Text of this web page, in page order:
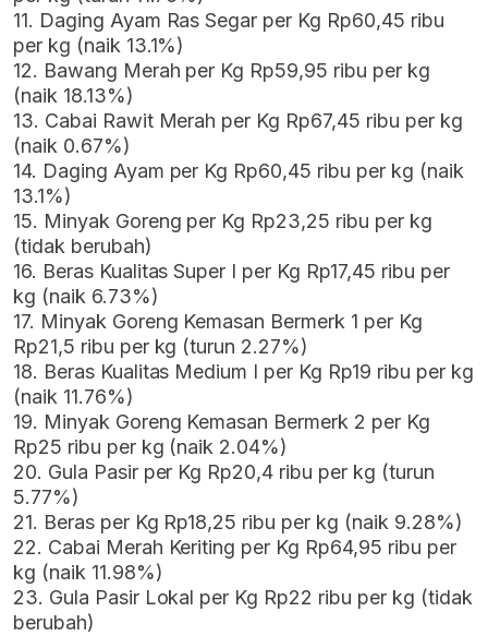
11. Daging Ayam Ras Segar per Kg Rp60,45 ribu
per kg (naik 13.1%)
12. Bawang Merah per Kg Rp59,95 ribu per kg
(naik 18.13%)
13. Cabai Rawit Merah per Kg Rp67,45 ribu per kg
(naik 0.67%)
14. Daging Ayam per Kg Rp60,45 ribu per kg (naik
13.1%)
15. Minyak Goreng per Kg Rp23,25 ribu per kg
(tidak berubah)
16. Beras Kualitas Super I per Kg Rp17,45 ribu per
kg (naik 6.73%)
17. Minyak Goreng Kemasan Bermerk 1 per Kg
Rp21,5 ribu per kg (turun 2.27%)
18. Beras Kualitas Medium I per Kg Rp19 ribu per kg
(naik 11.76%)
19. Minyak Goreng Kemasan Bermerk 2 per Kg
Rp25 ribu per kg (naik 2.04%)
20. Gula Pasir per Kg Rp20,4 ribu per kg (turun
5.77%)
21. Beras per Kg Rp18,25 ribu per kg (naik 9.28%)
22. Cabai Merah Keriting per Kg Rp64,95 ribu per
kg (naik 11.98%)
23. Gula Pasir Lokal per Kg Rp22 ribu per kg (tidak
berubah)